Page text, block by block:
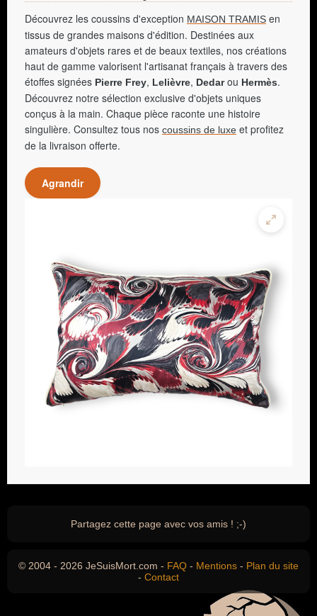
Découvrez les coussins d'exception MAISON TRAMIS en
tissus de grandes maisons d'édition. Destinées aux
amateurs d'objets rares et de beaux textiles, nos créations
haut de gamme valorisent l'artisanat français à travers des
étoffes signées Pierre Frey, Lelièvre, Dedarou Hermès.
Découvrez notre sélection exclusive d'objets uniques
conçus à la main. Chaque pièce raconte une histoire
singulière. Consultez tous nos coussins de luxe et profitez
de la livraison offerte.
Agrandir
Partagez cette page avec vos amis ! ;-)
© 2004 - 2026 JeSuisMort.com - FAQ - Mentions - Plan du site
- Contact